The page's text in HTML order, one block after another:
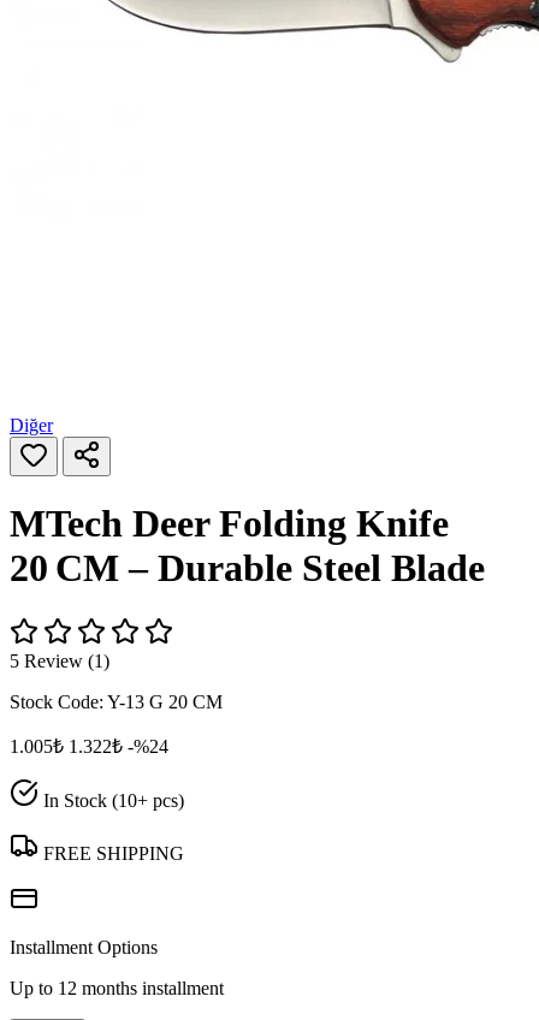
Diğer
MTech Deer Folding Knife
20 CM – Durable Steel Blade
5 Review (1)
Stock Code: Y-13 G 20 CM
1.005₺ 1.322₺ -%24
In Stock (10+ pcs)
FREE SHIPPING
Installment Options
Up to 12 months installment